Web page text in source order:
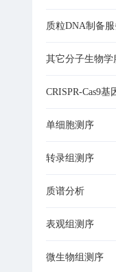
质粒DNA制备服
其它分子生物学
CRISPR-Cas9
单细胞测序
转录组测序
质谱分析
表观组测序
微生物组测序